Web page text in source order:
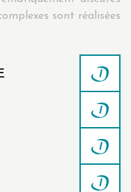
sont réalisées